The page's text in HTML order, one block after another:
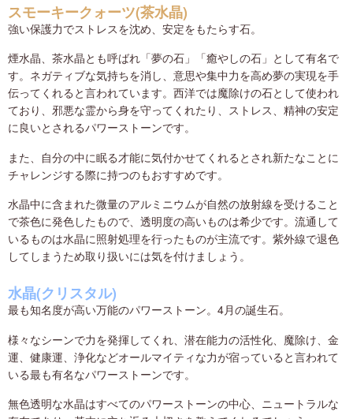
スモーキークォーツ(茶水晶)
強い保護力でストレスを沈め、安定をもたらす石。
煙水晶、茶水晶とも呼ばれ「夢の石」「癒やしの石」として有名で
す。ネガティブな気持ちを消し、意思や集中力を高め夢の実現を手
伝ってくれると言われています。西洋では魔除けの石として使われ
ており、邪悪な霊から身を守ってくれたり、ストレス、精神の安定
に良いとされるパワーストーンです。
また、自分の中に眠る才能に気付かせてくれるとされ新たなことに
チャレンジする際に持つのもおすすめです。
水晶中に含まれた微量のアルミニウムが自然の放射線を受けること
で茶色に発色したもので、透明度の高いものは希少です。流通して
いるものは水晶に照射処理を行ったものが主流です。紫外線で退色
してしまうため取り扱いには気を付けましょう。
水晶(クリスタル)
最も知名度が高い万能のパワーストーン。4月の誕生石。
様々なシーンで力を発揮してくれ、潜在能力の活性化、魔除け、金
運、健康運、浄化などオールマイティな力が宿っていると言われて
いる最も有名なパワーストーンです。
無色透明な水晶はすべてのパワーストーンの中心、ニュートラルな